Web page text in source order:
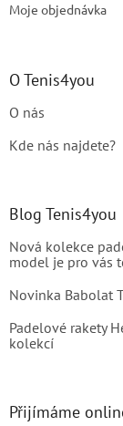
Moje objednávka
O Tenis4you
O nás
Kde nás najdete?
Blog Tenis4you
Nová kolekce
model je pro vás
Novinka Babolat
Padelové rakety
kolekcí
Přijímáme